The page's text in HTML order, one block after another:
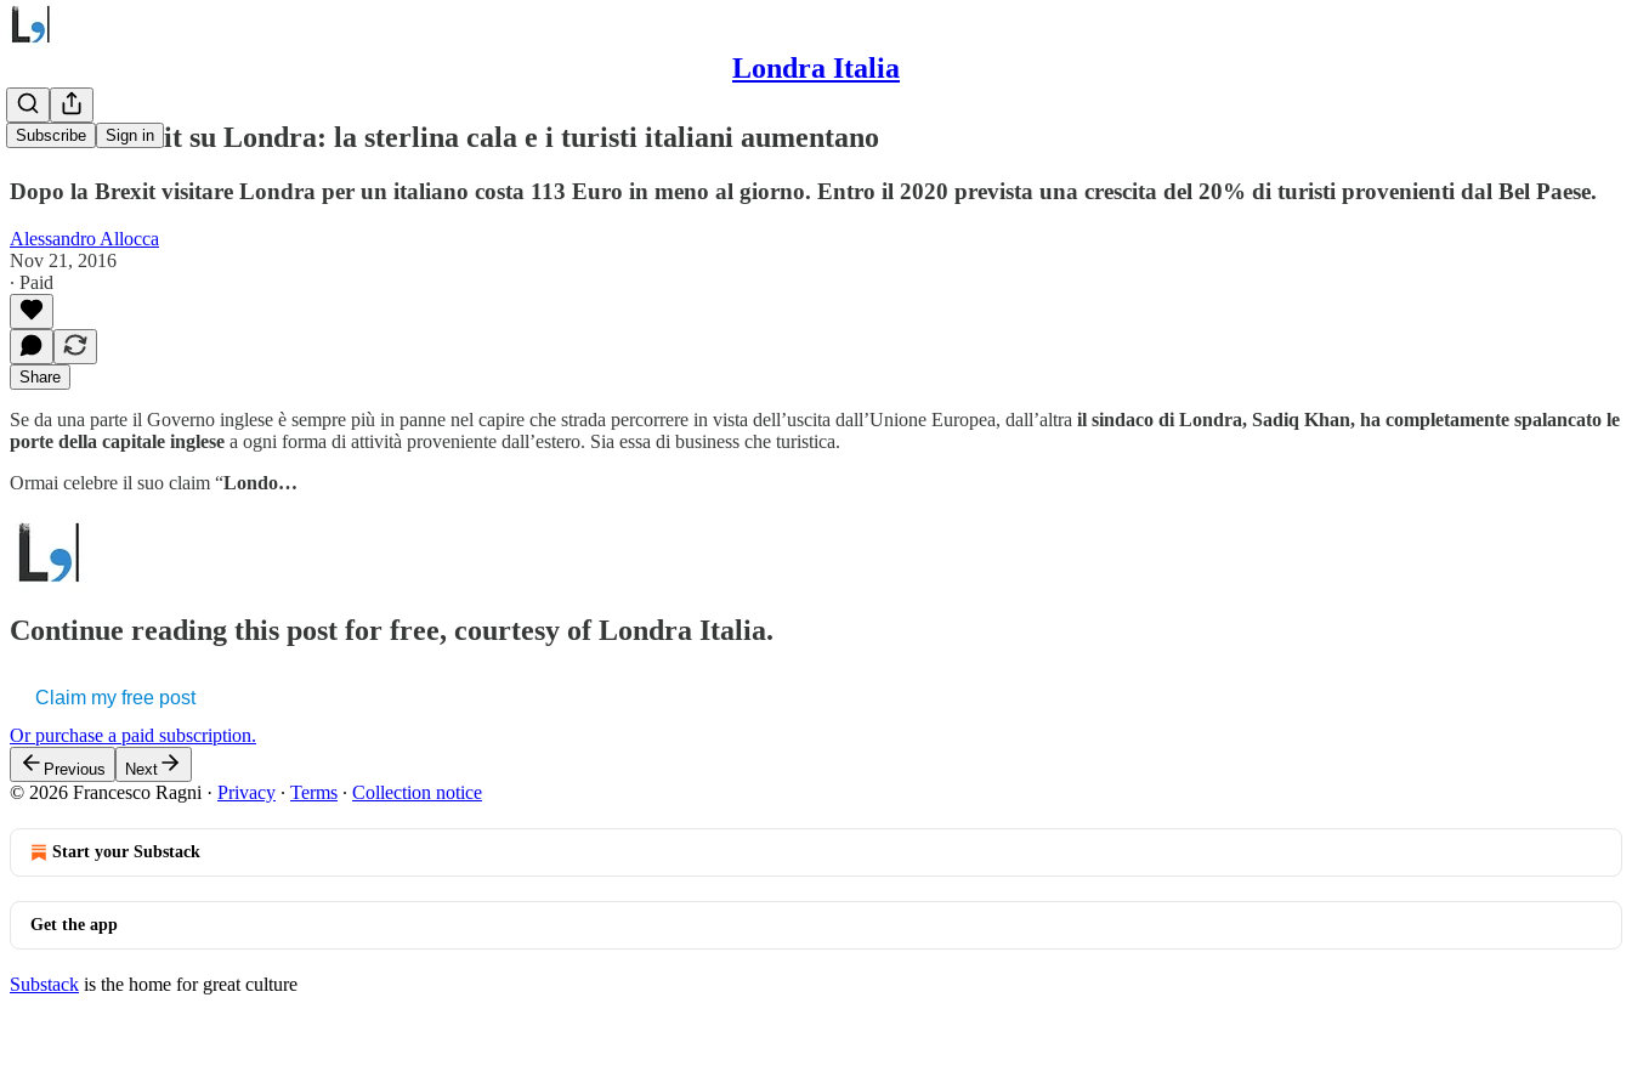
Londra Italia
Subscribe Sign in
Effetto Brexit su Londra: la sterlina cala e i turisti italiani aumentano
Dopo la Brexit visitare Londra per un italiano costa 113 Euro in meno al giorno. Entro il 2020 prevista una crescita del 20% di turisti provenienti dal Bel Paese.
Alessandro Allocca
Nov 21, 2016
∙ Paid
Share
Se da una parte il Governo inglese è sempre più in panne nel capire che strada percorrere in vista dell’uscita dall’Unione Europea, dall’altra il sindaco di Londra, Sadiq Khan, ha completamente spalancato le
porte della capitale inglese a ogni forma di attività proveniente dall’estero. Sia essa di business che turistica.
Ormai celebre il suo claim “Londo…
Continue reading this post for free, courtesy of Londra Italia.
Claim my free post
Or purchase a paid subscription.
Previous Next
© 2026 Francesco Ragni · Privacy ∙ Terms ∙ Collection notice
Start your Substack
Get the app
Substack is the home for great culture